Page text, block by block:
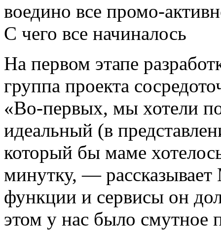
воедино все промо-
С чего все начиналось
На первом этапе
группа проекта
«Во-первых, мы хотели
идеальный (в
который бы маме
минутку, —
функции и сервисы он
этом у нас было смутное